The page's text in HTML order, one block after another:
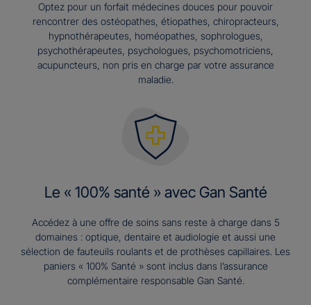
Optez pour un forfait médecines douces pour pouvoir
rencontrer des ostéopathes, étiopathes, chiropracteurs,
hypnothérapeutes, homéopathes, sophrologues,
psychothérapeutes, psychologues, psychomotriciens,
acupuncteurs, non pris en charge par votre assurance
maladie.
Le « 100% santé » avec Gan Santé
Accédez à une offre de soins sans reste à charge dans 5
domaines : optique, dentaire et audiologie et aussi une
sélection de fauteuils roulants et de prothèses capillaires. Les
paniers « 100% Santé » sont inclus dans l’assurance
complémentaire responsable Gan Santé.